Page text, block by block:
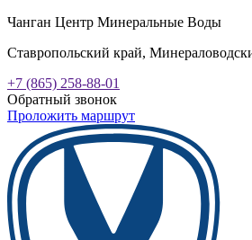
Чанган Центр Минеральные Воды
Ставропольский край,
+7 (865) 258-88-01
Обратный звонок
Проложить маршрут